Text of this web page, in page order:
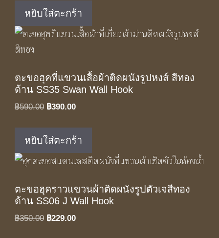
was:
฿350.00.฿229.00.
หยิบใส่ตะกร้า
ตะขอฮุคที่แขวนเสื้อผ้าติดผนังรูปหงส์ สีทอง
ด้าน SS35 Swan Wall Hook
฿590.00 Original
was:
฿590.00.
฿390.00Current
฿390.00.
หยิบใส่ตะกร้า
ตะขอฮุคราวแขวนผ้าติดผนังรูปตัวเจสีทอง
ด้าน SS06 J Wall Hook
฿350.00 Original
฿229.00Current